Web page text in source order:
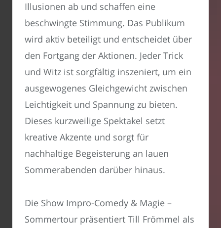
Illusionen ab und schaffen eine
beschwingte Stimmung. Das Publikum
wird aktiv beteiligt und entscheidet über
den Fortgang der Aktionen. Jeder Trick
und Witz ist sorgfältig inszeniert, um ein
ausgewogenes Gleichgewicht zwischen
Leichtigkeit und Spannung zu bieten.
Dieses kurzweilige Spektakel setzt
kreative Akzente und sorgt für
nachhaltige Begeisterung an lauen
Sommerabenden darüber hinaus.
Die Show Impro-Comedy & Magie –
Sommertour präsentiert Till Frömmel als